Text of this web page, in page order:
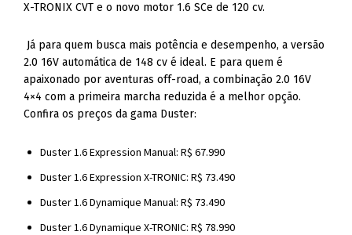
X-TRONIX CVT e o novo motor 1.6 SCe de 120 cv.
Já para quem busca mais potência e desempenho, a versão
2.0 16V automática de 148 cv é ideal. E para quem é
apaixonado por aventuras off-road, a combinação 2.0 16V
4×4 com a primeira marcha reduzida é a melhor opção.
Confira os preços da gama Duster:
Duster 1.6 Expression Manual: R$ 67.990
Duster 1.6 Expression X-TRONIC: R$ 73.490
Duster 1.6 Dynamique Manual: R$ 73.490
Duster 1.6 Dynamique X-TRONIC: R$ 78.990